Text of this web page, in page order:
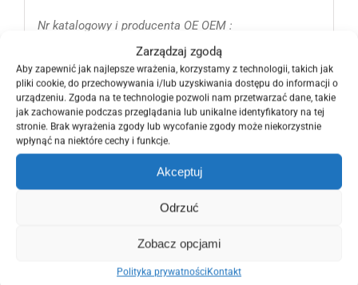
Zarządzaj zgodą
Aby zapewnić jak najlepsze wrażenia, korzystamy z technologii, takich jak
pliki cookie, do przechowywania i/lub uzyskiwania dostępu do informacji o
urządzeniu. Zgoda na te technologie pozwoli nam przetwarzać dane, takie
jak zachowanie podczas przeglądania lub unikalne identyfikatory na tej
stronie. Brak wyrażenia zgody lub wycofanie zgody może niekorzystnie
wpłynąć na niektóre cechy i funkcje.
Akceptuj
Odrzuć
Zobacz opcjami
Polityka prywatnościKontakt
Nr katalogowy i producenta OE OEM :
Osłona przeciwbłotna tylna będzie pasowała od :
2006 2007 2008 2009 2010 i 2011 roku.
Zachęcamy, aby zobaczyć pozostałe nasze
ogłoszenia, ponieważ posiadamy więcej części do
POSIADAMY DO PONIŻSZEGO MODELU AUTA